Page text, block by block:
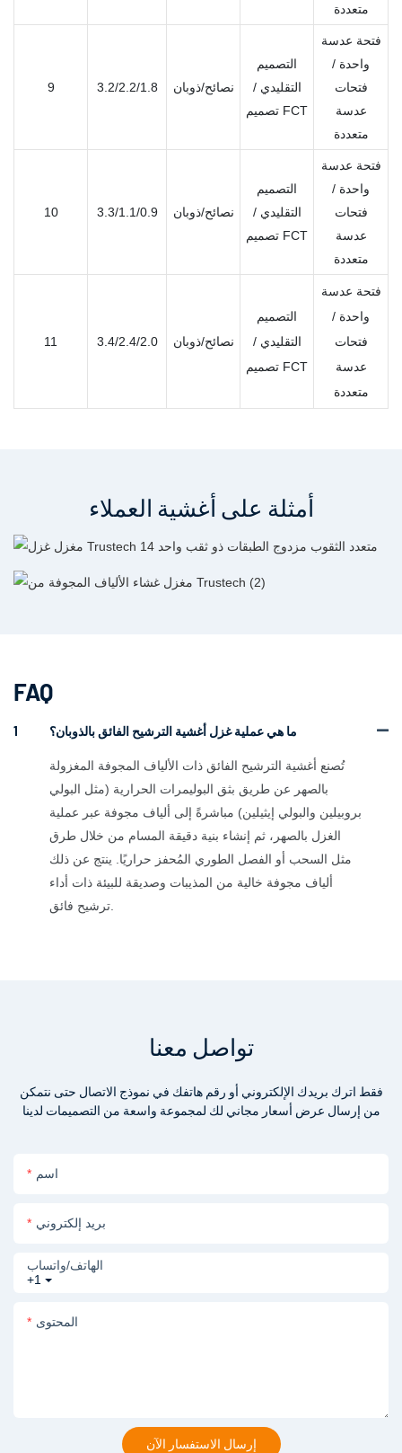
متعددة
9 3.2/2.2/1.8 نصائح/ذوبان
التصميم
التقليدي /
تصميم FCT
فتحة عدسة
واحدة /
فتحات
عدسة
متعددة
10 3.3/1.1/0.9 نصائح/ذوبان
التصميم
التقليدي /
تصميم FCT
فتحة عدسة
واحدة /
فتحات
عدسة
متعددة
11 3.4/2.4/2.0 نصائح/ذوبان
التصميم
التقليدي /
تصميم FCT
فتحة عدسة
واحدة /
فتحات
عدسة
متعددة
أمثلة على أغشية العملاء
FAQ
1 ما هي عملية غزل أغشية الترشيح الفائق بالذوبان؟
تُصنع أغشية الترشيح الفائق ذات الألياف المجوفة المغزولة
بالصهر عن طريق بثق البوليمرات الحرارية (مثل البولي
بروبيلين والبولي إيثيلين) مباشرةً إلى ألياف مجوفة عبر عملية
الغزل بالصهر، ثم إنشاء بنية دقيقة المسام من خلال طرق
مثل السحب أو الفصل الطوري المُحفز حراريًا. ينتج عن ذلك
ألياف مجوفة خالية من المذيبات وصديقة للبيئة ذات أداء
تواصل معنا
فقط اترك بريدك الإلكتروني أو رقم هاتفك في نموذج الاتصال حتى نتمكن
من إرسال عرض أسعار مجاني لك لمجموعة واسعة من التصميمات لدينا
اسم
بريد إلكتروني
+1
الهاتف/واتساب
المحتوى
إرسال الاستفسار الآن